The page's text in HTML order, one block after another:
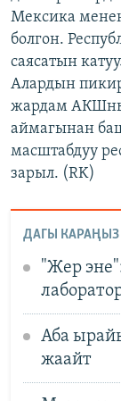
Мексика
болгон.
саясатын
Алардын
жардам
аймагынан
масштабдуу
зарыл. (RK)
ДАГЫ КАРАҢЫЗ
"Жер
Аба
жаайт